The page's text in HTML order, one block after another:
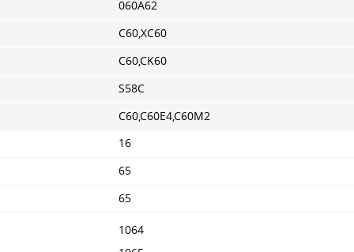
060A62
C60,XC60
C60,CK60
S58C
C60,C60E4,C60M2
16
65
65
1064